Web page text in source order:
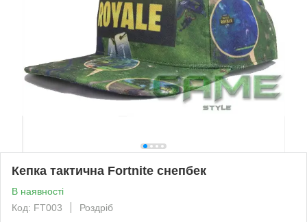
Кепка тактична Fortnite снепбек
В наявності
Код: FT003
Роздріб